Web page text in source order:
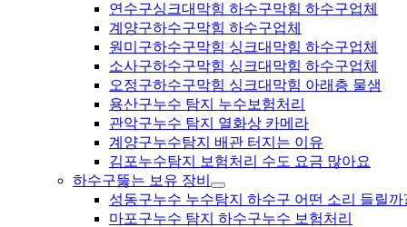
연수구싱크대막힘 하수구막힘 하수구업체
계양구하수구막힘 하수구업체
원미구하수구막힘 싱크대막힘 하수구업체
소사구하수구막힘 싱크대막힘 하수구업체
오정구하수구막힘 싱크대막힘 아래층 물샘
용산구누수 탐지 누수보험처리
관악구누수 탐지 열화상 카메라
계양구누수탐지 배관 터지는 이유
김포누수탐지 보험처리 수도 요금 많아요
하수구뚫는 보유 장비
성동구누수 누수탐지 하수구 어떤 소리 들릴까
마포구누수 탐지 하수구누수 보험처리